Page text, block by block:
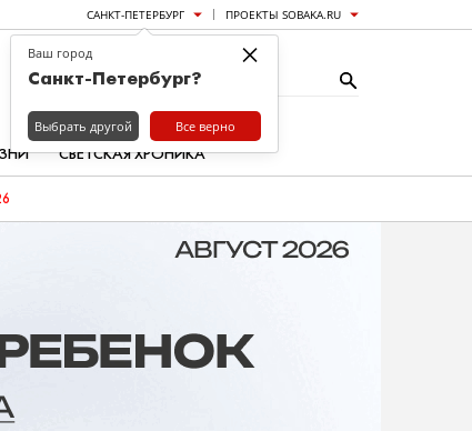
САНКТ-ПЕТЕРБУРГ ПРОЕКТЫ SOBAKA.RU
СВЕТСКАЯ ХРОНИКА
×
Ваш город
Санкт-Петербург?
Выбрать другой Все верно